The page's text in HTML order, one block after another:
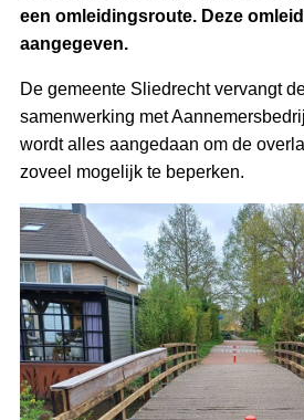
een omleidingsroute. Deze
aangegeven.
De gemeente Sliedrecht vervangt
samenwerking met
wordt alles aangedaan om de
zoveel mogelijk te beperken.